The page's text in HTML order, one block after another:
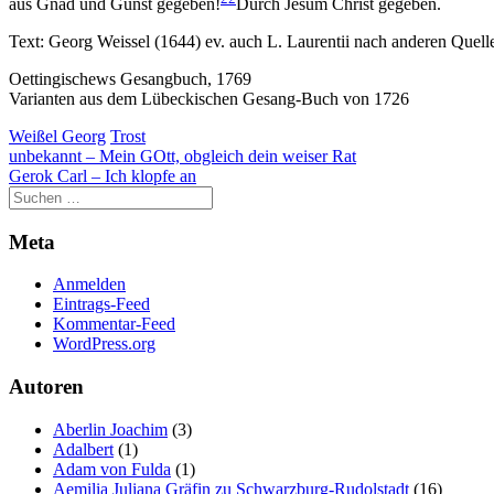
aus Gnad und Gunst gegeben!
Durch Jesum Christ gegeben.
Text: Georg Weissel (1644) ev. auch L. Laurentii nach anderen
Oettingischews Gesangbuch, 1769
Varianten aus dem Lübeckischen Gesang-Buch von 1726
Weißel Georg Trost
Beitragsnavigation
unbekannt – Mein GOtt, obgleich dein weiser Rat
Gerok Carl – Ich klopfe an
Meta
Anmelden
Eintrags-Feed
Kommentar-Feed
WordPress.org
Autoren
Aberlin Joachim (3)
Adalbert (1)
Adam von Fulda (1)
Aemilia Juliana Gräfin zu Schwarzburg-Rudolstadt (16)